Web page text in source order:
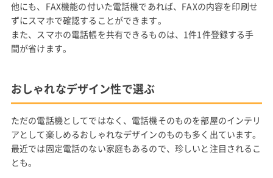
他にも、FAX機能の付いた電話機であれば、FAXの内容を印刷せ
ずにスマホで確認することができます。
また、スマホの電話帳を共有できるものは、1件1件登録する手
間が省けます。
おしゃれなデザイン性で選ぶ
ただの電話機としてではなく、電話機そのものを部屋のインテリ
アとして楽しめるおしゃれなデザインのものも多く出ています。
最近では固定電話のない家庭もあるので、珍しいと注目されるこ
とも。